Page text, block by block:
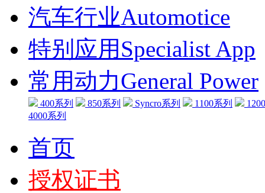
汽车行业Automotice
特别应用Specialist App
常用动力General Power
400系列 850系列 Syncro系列 1100系列
4000系列
首页
授权证书